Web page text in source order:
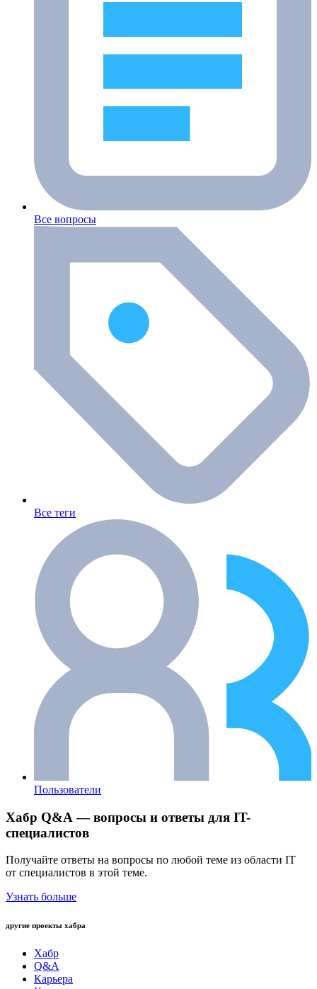
Все вопросы
Все теги
Пользователи
Хабр Q&A — вопросы и ответы для IT-
специалистов
Получайте ответы на вопросы по любой теме из области IT
от специалистов в этой теме.
Узнать больше
другие проекты хабра
Хабр
Q&A
Карьера